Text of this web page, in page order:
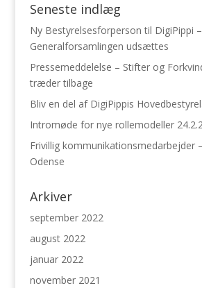
Seneste indlæg
Ny Bestyrelsesforperson til DigiPippi –
Generalforsamlingen udsættes
Pressemeddelelse – Stifter og
træder tilbage
Bliv en del af DigiPippis
Intromøde for nye rollemodeller
Frivillig kommunikationsmedarbejder
Odense
Arkiver
september 2022
august 2022
januar 2022
november 2021